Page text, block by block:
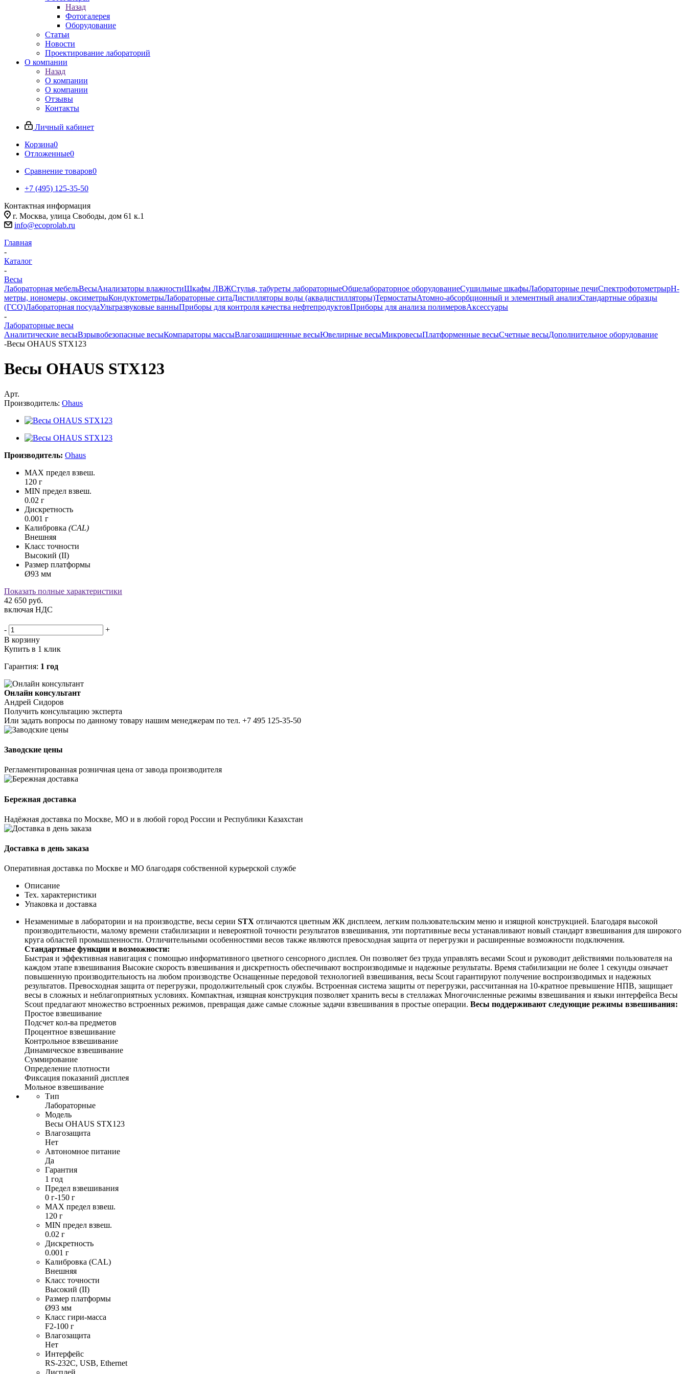
Назад
Фотогалерея
Оборудование
Статьи
Новости
Проектирование лабораторий
О компании
Назад
О компании
О компании
Отзывы
Контакты
Личный кабинет
Корзина0
Отложенные0
Сравнение товаров0
+7 (495) 125-35-50
Контактная информация
г. Москва, улица Свободы, дом 61 к.1
info@ecoprolab.ru
Главная
-
Каталог
-
Весы
Лабораторная мебельВесыАнализаторы влажностиШкафы ЛВЖСтулья, табуреты лабораторныеОбщелабораторное оборудованиеСушильные шкафыЛабораторные печиСпектрофотометрыpH-
метры, иономеры, оксиметрыКондуктометрыЛабораторные ситаДистилляторы воды (аквадистилляторы)ТермостатыАтомно-абсорбционный и элементный анализСтандартные образцы
(ГСО)Лабораторная посудаУльтразвуковые ванныПриборы для контроля качества нефтепродуктовПриборы для анализа полимеровАксессуары
-
Лабораторные весы
Аналитические весыВзрывобезопасные весыКомпараторы массыВлагозащищенные весыЮвелирные весыМикровесыПлатформенные весыСчетные весыДополнительное оборудование
-Весы OHAUS STX123
Весы OHAUS STX123
Арт.
Производитель: Ohaus
Производитель: Ohaus
MAX предел взвеш.
120 г
MIN предел взвеш.
0.02 г
Дискретность
0.001 г
Калибровка (CAL)
Внешняя
Класс точности
Высокий (II)
Размер платформы
Ø93 мм
Показать полные характеристики
42 650 руб.
включая НДС
-
+
В корзину
Купить в 1 клик
Гарантия: 1 год
Онлайн консультант
Андрей Сидоров
Получить консультацию эксперта
Или задать вопросы по данному товару нашим менеджерам по тел. +7 495 125-35-50
Заводские цены
Регламентированная розничная цена от завода производителя
Бережная доставка
Надёжная доставка по Москве, МО и в любой город России и Республики Казахстан
Доставка в день заказа
Оперативная доставка по Москве и МО благодаря собственной курьерской службе
Описание
Тех. характеристики
Упаковка и доставка
Незаменимые в лаборатории и на производстве, весы серии STX отличаются цветным ЖК дисплеем, легким пользовательским меню и изящной конструкцией. Благодаря высокой
производительности, малому времени стабилизации и невероятной точности результатов взвешивания, эти портативные весы устанавливают новый стандарт взвешивания для широкого
круга областей промышленности. Отличительными особенностями весов также являются превосходная защита от перегрузки и расширенные возможности подключения.
Стандартные функции и возможности:
Быстрая и эффективная навигация с помощью информативного цветного сенсорного дисплея. Он позволяет без труда управлять весами Scout и руководит действиями пользователя на
каждом этапе взвешивания Высокие скорость взвешивания и дискретность обеспечивают воспроизводимые и надежные результаты. Время стабилизации не более 1 секунды означает
повышенную производительность на любом производстве Оснащенные передовой технологией взвешивания, весы Scout гарантируют получение воспроизводимых и надежных
результатов. Превосходная защита от перегрузки, продолжительный срок службы. Встроенная система защиты от перегрузки, рассчитанная на 10-кратное превышение НПВ, защищает
весы в сложных и неблагоприятных условиях. Компактная, изящная конструкция позволяет хранить весы в стеллажах Многочисленные режимы взвешивания и языки интерфейса Весы
Scout предлагают множество встроенных режимов, превращая даже самые сложные задачи взвешивания в простые операции. Весы поддерживают следующие режимы взвешивания:
Простое взвешивание
Подсчет кол-ва предметов
Процентное взвешивание
Контрольное взвешивание
Динамическое взвешивание
Суммирование
Определение плотности
Фиксация показаний дисплея
Мольное взвешивание
Тип
Лабораторные
Модель
Весы OHAUS STX123
Влагозащита
Нет
Автономное питание
Да
Гарантия
1 год
Предел взвешивания
0 г-150 г
MAX предел взвеш.
120 г
MIN предел взвеш.
0.02 г
Дискретность
0.001 г
Калибровка (CAL)
Внешняя
Класс точности
Высокий (II)
Размер платформы
Ø93 мм
Класс гири-масса
F2-100 г
Влагозащита
Нет
Интерфейс
RS-232C, USB, Ethernet